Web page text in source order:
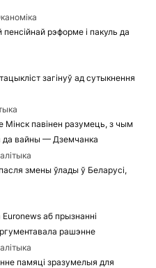
рэформе і пакуль да
загінуў ад сутыкнення
Мінск павінен разумець, з чым
да вайны — Дземчанка
змены ўлады ў Беларусі,
аб прызнанні
рашэнне
памяці зразумелыя для